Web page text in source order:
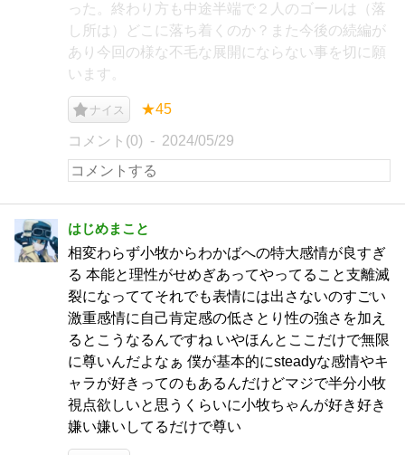
った。終わり方も中途半端で２人のゴールは（落
し所は）どこに落ち着くのか？また今後の続編が
あり今回の様な不毛な展開にならない事を切に願
います。
ナイス ★45
コメント(0) 2024/05/29
はじめまこと
相変わらず小牧からわかばへの特大感情が良すぎ
る 本能と理性がせめぎあってやってること支離滅
裂になっててそれでも表情には出さないのすごい
激重感情に自己肯定感の低さとり性の強さを加え
るとこうなるんですね いやほんとここだけで無限
に尊いんだよなぁ 僕が基本的にsteadyな感情やキ
ャラが好きってのもあるんだけどマジで半分小牧
視点欲しいと思うくらいに小牧ちゃんが好き好き
嫌い嫌いしてるだけで尊い